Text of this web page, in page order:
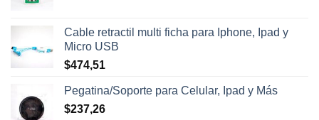
Cable retractil multi ficha para Iphone, Ipad y
Micro USB
$474,51
Pegatina/Soporte para Celular, Ipad y Más
$237,26